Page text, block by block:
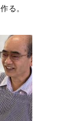
る。